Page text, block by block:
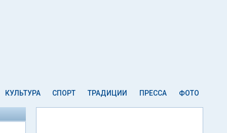
КУЛЬТУРА СПОРТ ТРАДИЦИИ ПРЕССА ФОТО